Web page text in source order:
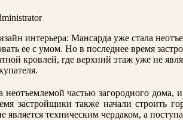
интерьера: Мансарда уже стала
ее с умом. Но в последнее время
кровлей, где верхний этаж уже не
неотъемлемой частью загородного дома,
застройщики также начали строить
является техническим чердаком, а